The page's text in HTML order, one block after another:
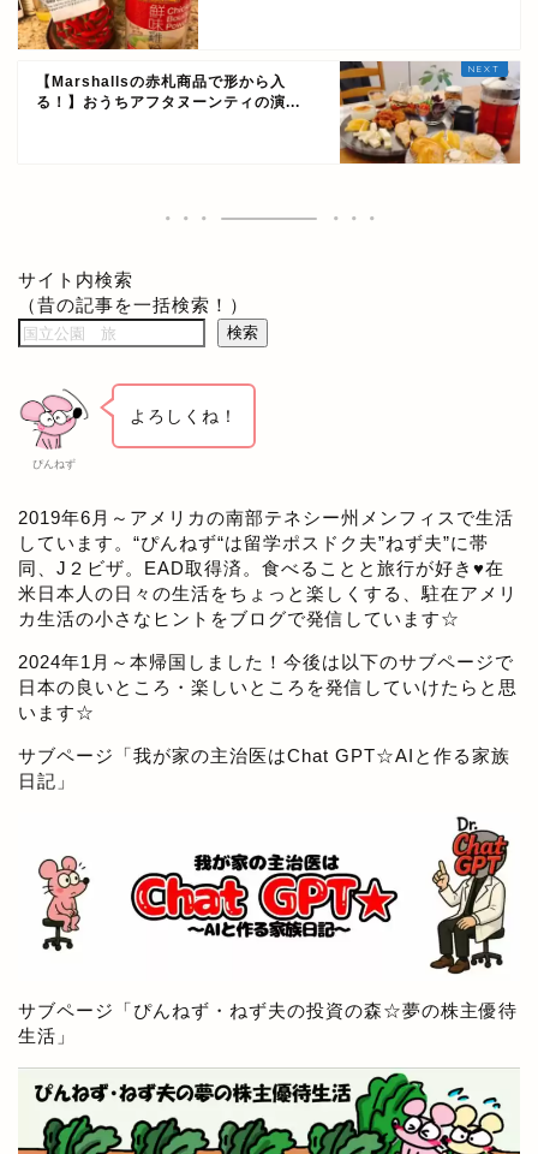
【Marshallsの赤札商品で形から入
る！】おうちアフタヌーンティの演...
サイト内検索
（昔の記事を一括検索！）
検索
ぴんねず
よろしくね！
2019年6月～アメリカの南部テネシー州メンフィスで生活
しています。“ぴんねず“は留学ポスドク夫”ねず夫”に帯
同、J２ビザ。EAD取得済。食べることと旅行が好き♥在
米日本人の日々の生活をちょっと楽しくする、駐在アメリ
カ生活の小さなヒントをブログで発信しています☆
2024年1月～本帰国しました！今後は以下のサブページで
日本の良いところ・楽しいところを発信していけたらと思
います☆
サブページ「我が家の主治医はChat GPT☆AIと作る家族
日記 」
サブページ「ぴんねず・ねず夫の投資の森☆夢の株主優待
生活 」